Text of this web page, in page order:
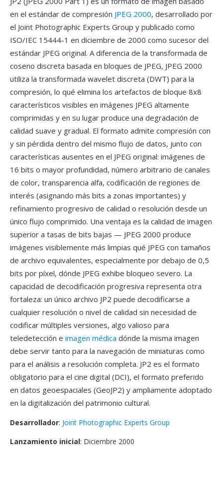
en el estándar de compresión JPEG 2000, desarrollado por
el Joint Photographic Experts Group y publicado como
ISO/IEC 15444-1 en diciembre de 2000 como sucesor del
estándar JPEG original. A diferencia de la transformada de
coseno discreta basada en bloques de JPEG, JPEG 2000
utiliza la transformada wavelet discreta (DWT) para la
compresión, lo qué elimina los artefactos de bloque 8x8
característicos visibles en imágenes JPEG altamente
comprimidas y en su lugar produce una degradación de
calidad suave y gradual. El formato admite compresión con
y sin pérdida dentro del mismo flujo de datos, junto con
características ausentes en el JPEG original: imágenes de
16 bits o mayor profundidad, número arbitrario de canales
de color, transparencia alfa, codificación de regiones de
interés (asignando más bits a zonas importantes) y
refinamiento progresivo de calidad o resolución desde un
único flujo comprimido. Una ventaja es la calidad de imagen
superior a tasas de bits bajas — JPEG 2000 produce
imágenes visiblemente más limpias qué JPEG con tamaños
de archivo equivalentes, especialmente por debajo de 0,5
bits por píxel, dónde JPEG exhibe bloqueo severo. La
capacidad de decodificación progresiva representa otra
fortaleza: un único archivo JP2 puede decodificarse a
cualquier resolución o nivel de calidad sin necesidad de
codificar múltiples versiones, algo valioso para
teledetección e imagen médica dónde la misma imagen
debe servir tanto para la navegación de miniaturas como
para el análisis a resolución completa. JP2 es el formato
obligatorio para el cine digital (DCI), el formato preferido
en datos geoespaciales (GeoJP2) y ampliamente adoptado
en la digitalización del patrimonio cultural.
Desarrollador: Joint Photographic Experts Group
Lanzamiento inicial: Diciembre 2000